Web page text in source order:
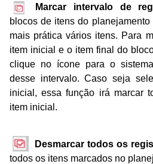
Marcar intervalo de
blocos de itens do planejamento
mais prática vários itens. Para
item inicial e o item final do
clique no ícone para o
desse intervalo. Caso seja
inicial, essa função irá marcar
item inicial.
Desmarcar todos os
todos os itens marcados no